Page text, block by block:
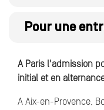
Pour une
A Paris l'admission
initial et en
A Aix-en-Provence,